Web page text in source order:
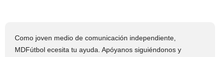
Como joven medio de comunicación independiente,
MDFútbol ecesita tu ayuda. Apóyanos siguiéndonos y